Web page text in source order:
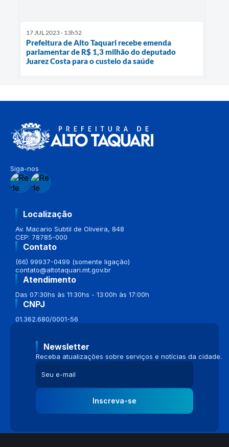
17 JUL 2023 - 13h52
Prefeitura de Alto Taquari recebe emenda
parlamentar de R$ 1,3 milhão do deputado
Juarez Costa para o custeio da saúde
Siga-nos
Localização
Av. Macario Subtil de Oliveira, 848
CEP: 78785-000
Contato
(66) 99937-0499 (somente ligação)
contato@altotaquari.mt.gov.br
Atendimento
Das 07:30hs às 11:30hs - 13:00h às 17:00h
CNPJ
01.362.680/0001-56
Newsletter
Receba atualizações sobre serviços e notícias da cidade.
Inscreva-se